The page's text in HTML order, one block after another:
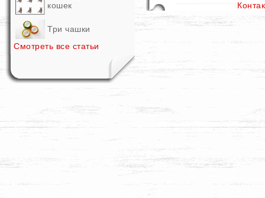
кошек
Три чашки
Смотреть все статьи